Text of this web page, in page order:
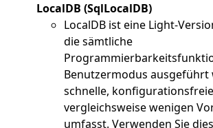
LocalDB (SqlLocalDB)
LocalDB ist eine Light-
die sämtliche
Benutzermodus ausgeführt
schnelle,
vergleichsweise wenigen
umfasst. Verwenden Sie